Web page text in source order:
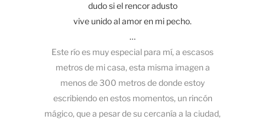
dudo si el rencor adusto
vive unido al amor en mi pecho.
…
Este río es muy especial para mí, a escasos
metros de mi casa, esta misma imagen a
menos de 300 metros de donde estoy
escribiendo en estos momentos, un rincón
mágico, que a pesar de su cercanía a la ciudad,